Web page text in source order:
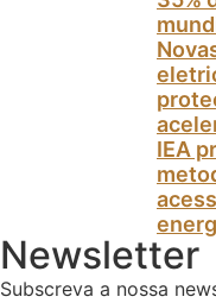
IEA
Newsletter
Subscreva a nossa